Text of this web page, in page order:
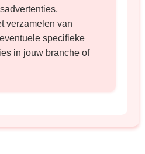
verzamelen van
specifieke
in jouw branche of